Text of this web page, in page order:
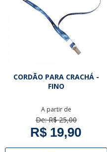
CORDÃO PARA CRACHÁ -
FINO
A partir de
De: R$ 25,00
R$ 19,90